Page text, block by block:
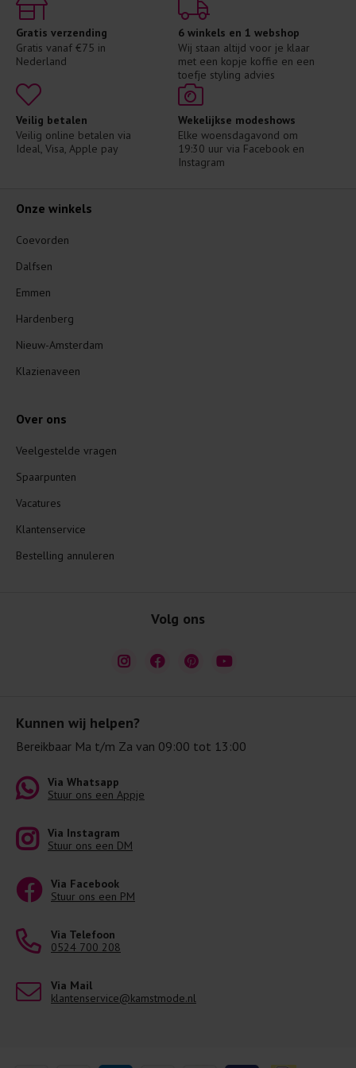
Gratis verzending
Gratis vanaf €75 in
Nederland
6 winkels en 1 webshop
Wij staan altijd voor je klaar
met een kopje koffie en een
toefje styling advies
Veilig betalen
Veilig online betalen via
Ideal, Visa, Apple pay
Wekelijkse modeshows
Elke woensdagavond om
19:30 uur via Facebook en
Instagram
Kunnen wij helpen?
Bereikbaar Ma t/m Za van 09:00 tot 13:00
Via Whatsapp
Stuur ons een Appje
Via Instagram
Stuur ons een DM
Via Facebook
Stuur ons een PM
Via Telefoon
0524 700 208
Via Mail
klantenservice@kamstmode.nl
Onze winkels
Coevorden
Dalfsen
Emmen
Hardenberg
Nieuw-Amsterdam
Klazienaveen
Over ons
Veelgestelde vragen
Spaarpunten
Vacatures
Klantenservice
Bestelling annuleren
Volg ons